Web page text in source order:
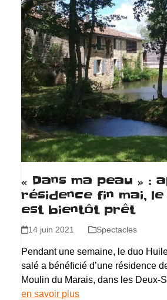
« Dans ma peau » :
résidence fin mai,
est bientôt prêt
14 juin 2021 Spectacles
Pendant une semaine, le duo
salé a bénéficié d’une résidence
Moulin du Marais, dans les Deux-
en savoir plus